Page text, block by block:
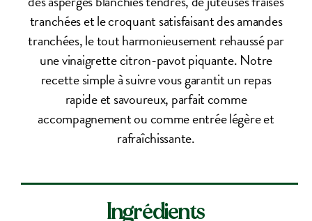
tranchées et le croquant satisfaisant des amandes
tranchées, le tout harmonieusement rehaussé par
une vinaigrette citron-pavot piquante. Notre
recette simple à suivre vous garantit un repas
rapide et savoureux, parfait comme
accompagnement ou comme entrée légère et
rafraîchissante.
Ingrédients